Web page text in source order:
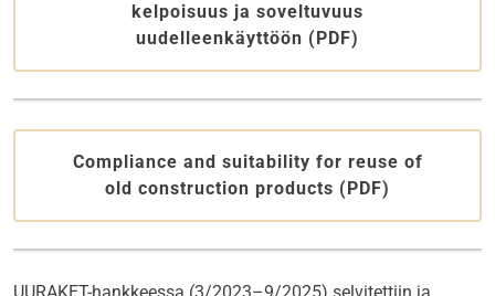
kelpoisuus ja soveltuvuus
uudelleenkäyttöön (PDF)
Compliance and suitability for reuse of
old construction products (PDF)